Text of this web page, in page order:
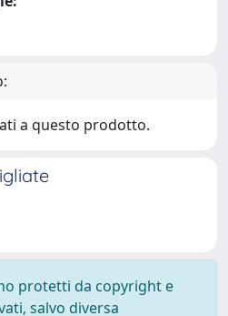
a questo prodotto.
protetti da copyright e
salvo diversa